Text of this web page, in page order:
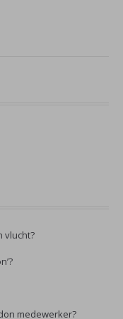
vlucht?
medewerker?